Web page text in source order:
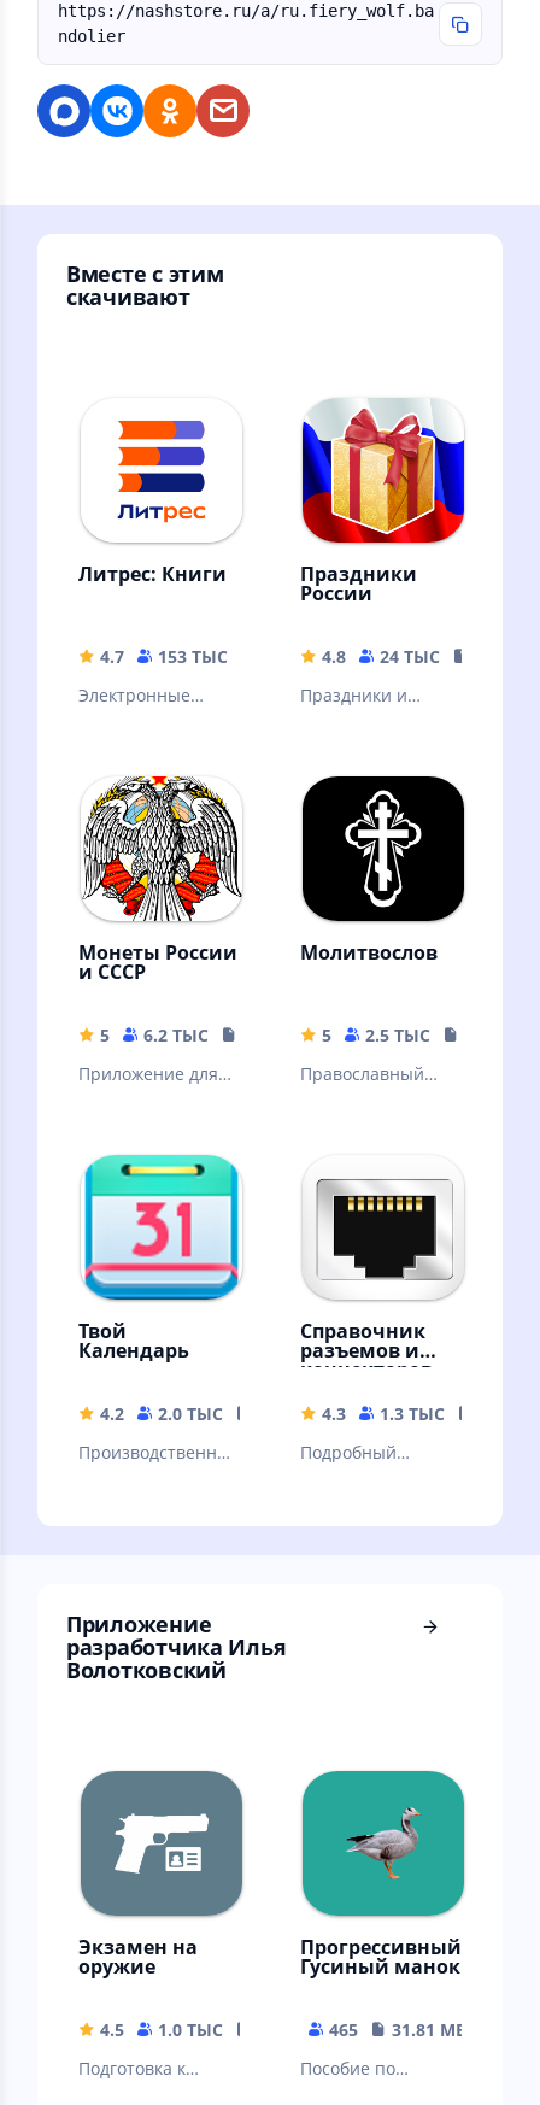
https://nashstore.ru/a/ru.fiery_wolf.ba
ndolier
Вместе с этим
скачивают
Литрес: Книги
4.7 153 ТЫС
72.02 MB
Электронные
Горячие новинки и
классика
литературы
Праздники
России
4.8 24 ТЫС
Праздники и
России. Дни
рождения
контактов.
Именины.
Монеты России
и СССР
5 6.2 ТЫС
Приложение для
интересующихся.
Молитвослов
5 2.5 ТЫС
Православный
Твой
Календарь
4.2 2.0 ТЫС
5.14 MB
Производственны
Справочник
разъемов и
коннекторов
4.3 1.3 ТЫС
Подробный
Приложение
разработчика Илья
Волотковский
Экзамен на
оружие
4.5 1.0 ТЫС
21.38 MB
Подготовка к
Прогрессивный
Гусиный манок
465
31.81 MB
Пособие по